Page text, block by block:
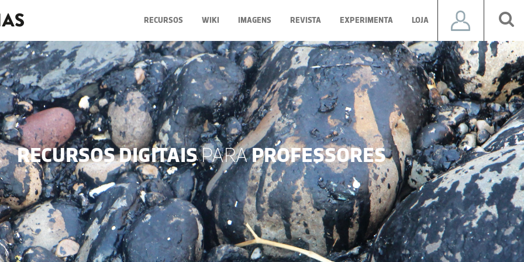
RECURSOS WIKI IMAGENS REVISTA EXPERIMENTA LOJA
RECURSOS DIGITAISPARAPROFESSORES